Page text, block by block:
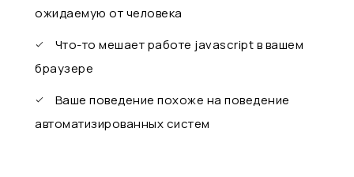
ожидаемую от человека
Что-то мешает работе javascript в вашем
браузере
Ваше поведение похоже на поведение
автоматизированных систем